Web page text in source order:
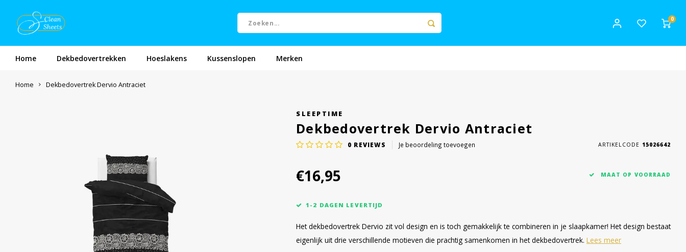
0
Home Dekbedovertrekken Hoeslakens Kussenslopen Merken
Home Dekbedovertrek Dervio Antraciet
SLEEPTIME
Dekbedovertrek Dervio Antraciet
0 REVIEWS Je beoordeling toevoegen ARTIKELCODE 15026642
€16,95 MAAT OP VOORRAAD
1-2 DAGEN LEVERTIJD
Het dekbedovertrek Dervio zit vol design en is toch gemakkelijk te combineren in je slaapkamer! Het design bestaat
eigenlijk uit drie verschillende motieven die prachtig samenkomen in het dekbedovertrek. Lees meer